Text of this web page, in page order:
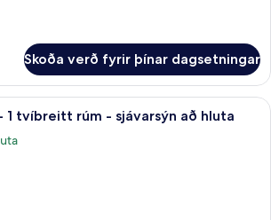
Skoða verð fyrir þínar dagsetningar
Superior-herbergi - 1 tvíbreitt rúm -
tvíbreitt rúm - sjávarsýn að hluta